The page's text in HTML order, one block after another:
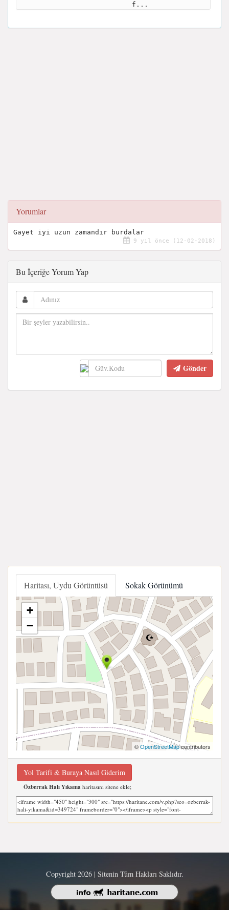
f...
Yorumlar
Gayet iyi uzun zamandır burdalar
9 yıl önce (12-02-2018)
Bu İçeriğe Yorum Yap
Gönder
Haritası, Uydu Görüntüsü Sokak Görünümü
+
−
©OpenStreetMapcontributors
Yol Tarifi & Buraya Nasıl Giderim
Özberrak Halı Yıkama haritasını sitene ekle;
Copyright 2026 | Sitenin Tüm Hakları Saklıdır.